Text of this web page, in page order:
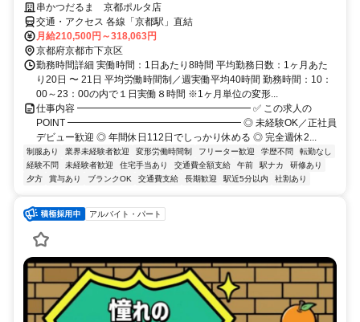
串かつだるま 京都ポルタ店
交通・アクセス 各線「京都駅」直結
月給210,500円～318,063円
京都府京都市下京区
勤務時間詳細 実働時間：1日あたり8時間 平均勤務日数：1ヶ月あた
り20日 〜 21日 平均労働時間制／週実働平均40時間 勤務時間：10：
00～23：00の内で１日実働８時間 ※1ヶ月単位の変形...
仕事内容 ━━━━━━━━━━━━━━━━━━ ✅ この求人の
POINT ━━━━━━━━━━━━━━━━━━ ◎ 未経験OK／正社員
デビュー歓迎 ◎ 年間休日112日でしっかり休める ◎ 完全週休2...
制服あり 業界未経験者歓迎 変形労働時間制 フリーター歓迎 学歴不問
転勤なし
経験不問
未経験者歓迎 住宅手当あり 交通費全額支給 午前 駅ナカ
研修あり
夕方
賞与あり ブランクOK 交通費支給 長期歓迎 駅近5分以内 社割あり
アルバイト・パート